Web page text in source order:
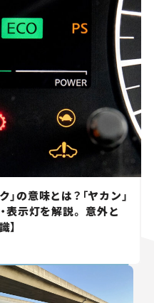
の意味とは？「ヤカン」
表示灯を解説。 意外と
】